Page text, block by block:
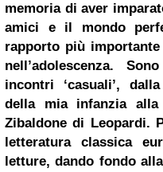
memoria di aver
amici e il mondo
rapporto più
nell’adolescenza.
incontri ‘casuali’,
della mia infanzia
Zibaldone di Leopardi.
letteratura classica
letture, dando fondo